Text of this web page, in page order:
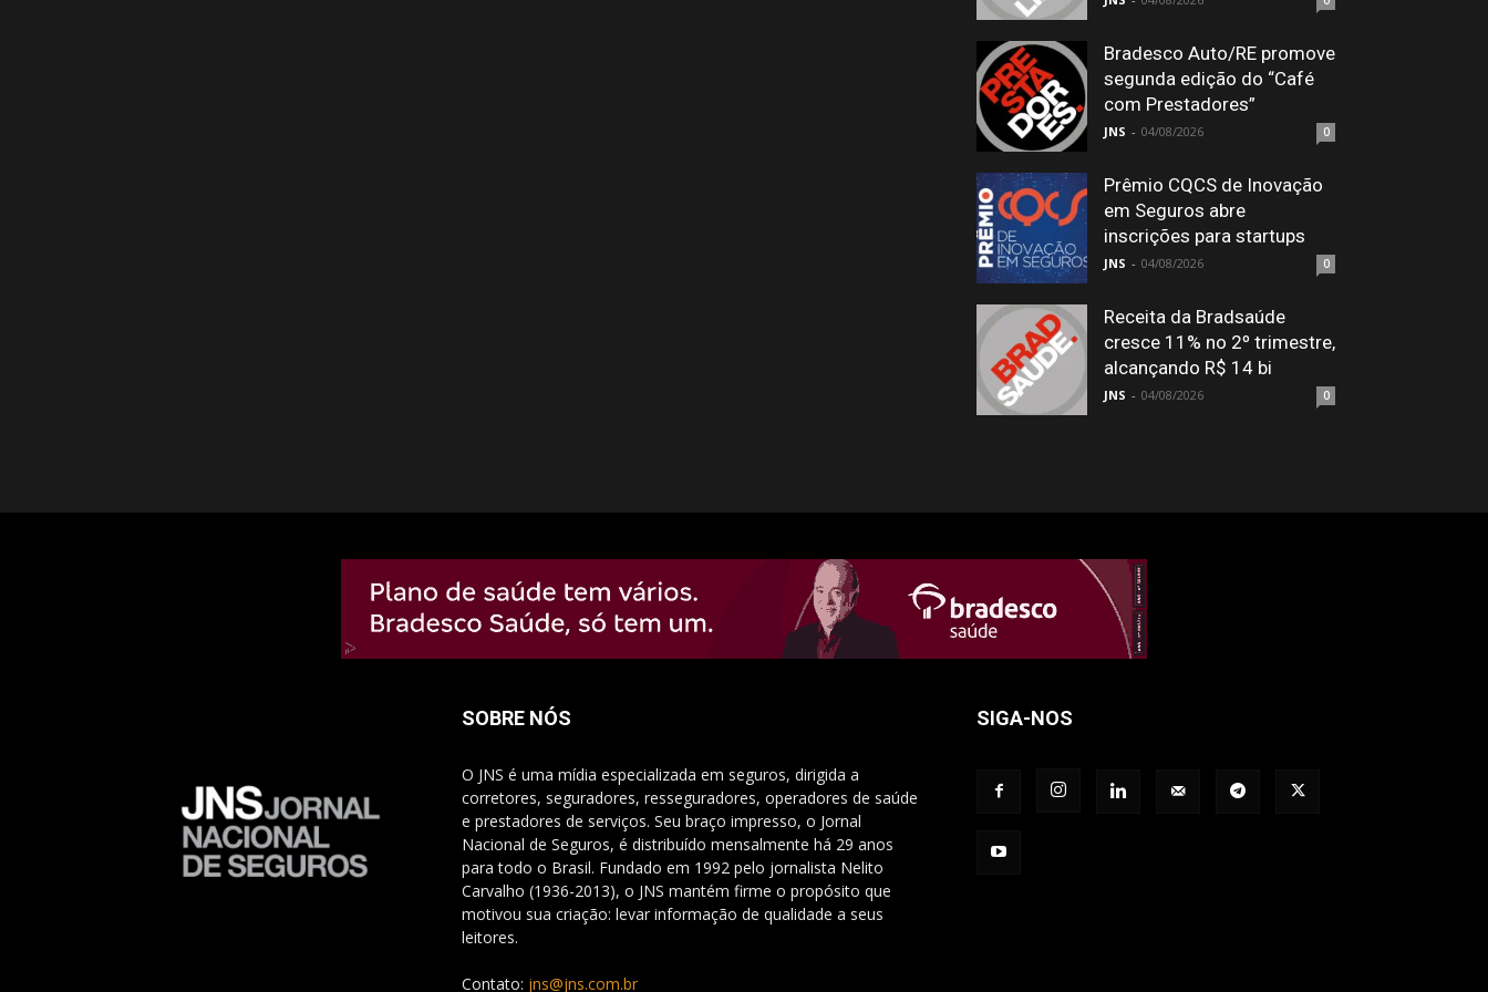
Bradesco Auto/RE promove
segunda edição do “Café
com Prestadores”
JNS - 04/08/2026 0
Prêmio CQCS de Inovação
em Seguros abre
inscrições para startups
JNS - 04/08/2026 0
Receita da Bradsaúde
cresce 11% no 2º trimestre,
alcançando R$ 14 bi
JNS - 04/08/2026 0
SOBRE NÓS
O JNS é uma mídia especializada em seguros, dirigida a
corretores, seguradores, resseguradores, operadores de saúde
e prestadores de serviços. Seu braço impresso, o Jornal
Nacional de Seguros, é distribuído mensalmente há 29 anos
para todo o Brasil. Fundado em 1992 pelo jornalista Nelito
Carvalho (1936-2013), o JNS mantém firme o propósito que
motivou sua criação: levar informação de qualidade a seus
leitores.
Contato: jns@jns.com.br
SIGA-NOS